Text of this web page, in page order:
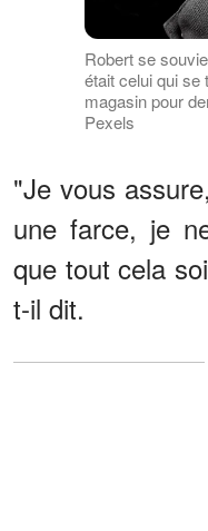
Robert se
était celui qui se
magasin pour
Pexels
"Je vous
une farce, je
que tout cela
t-il dit.